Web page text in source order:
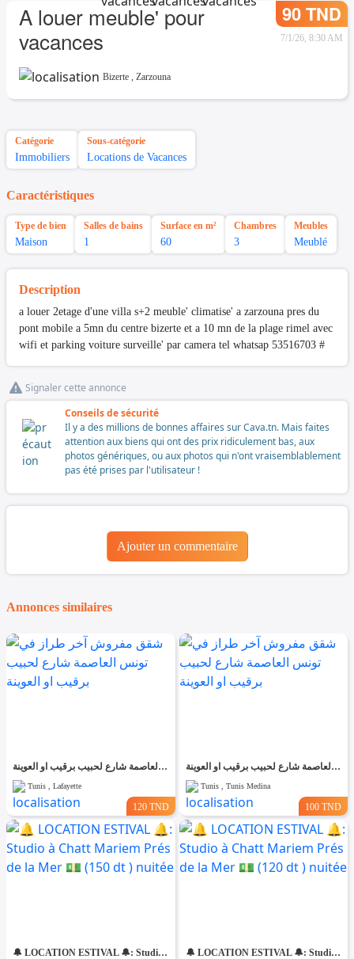
A louer meuble' pour
vacances
90 TND
7/1/26, 8:30 AM
Bizerte , Zarzouna
Catégorie
Immobiliers
Sous-catégorie
Locations de Vacances
Caractéristiques
Type de bien
Maison
Salles de bains
1
Surface en m²
60
Chambres
3
Meubles
Meublé
Description
a louer 2etage d'une villa s+2 meuble' climatise' a zarzouna pres du
pont mobile a 5mn du centre bizerte et a 10 mn de la plage rimel avec
wifi et parking voiture surveille' par camera tel whatsap 53516703 #
Signaler cette annonce
Conseils de sécurité
Il y a des millions de bonnes affaires sur Cava.tn. Mais faites
attention aux biens qui ont des prix ridiculement bas, aux
photos génériques, ou aux photos qui n'ont vraisemblablement
pas été prises par l'utilisateur !
Ajouter un commentaire
Annonces similaires
شقق مفروش آخر طراز في تونس العاصمة شارع لحبيب برقيب او العوينة
Tunis , Lafayette
120 TND
شقق مفروش آخر طراز في تونس العاصمة شارع لحبيب برقيب او العوينة
Tunis , Tunis Medina
100 TND
🔔 LOCATION ESTIVAL 🔔: Studio à Chatt Mariem Prés de la Mer 💵 (150 dt ) nuitée 🔔 LOCATION ESTIVAL 🔔: Studio à Chatt Mariem Prés de la Mer 💵 (120 dt ) nuitée